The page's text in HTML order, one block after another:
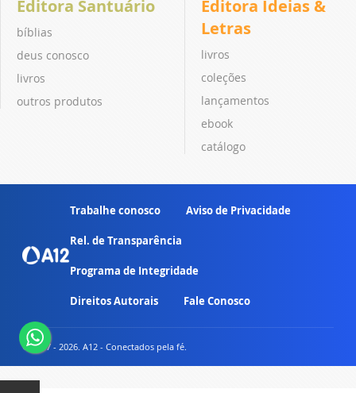
Editora Santuário
bíblias
deus conosco
livros
outros produtos
Editora Ideias &
Letras
livros
coleções
lançamentos
ebook
catálogo
Trabalhe conosco Aviso de Privacidade
Rel. de Transparência
Programa de Integridade
Direitos Autorais Fale Conosco
© 2007 - 2026. A12 - Conectados pela fé.